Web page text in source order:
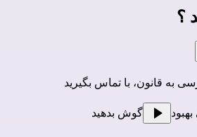
؟
به قانون، با تماس بگیرید
گوش بدهید